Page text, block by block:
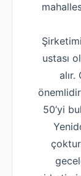
ustası
50’yi